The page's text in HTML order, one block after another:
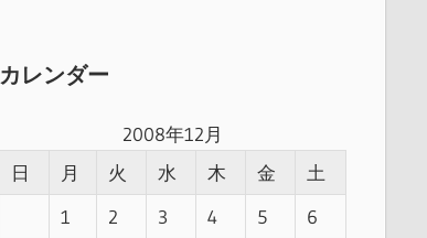
カレンダー
2008年12月
日
月 火 水 木 金
土
1
2 3 4 5
6